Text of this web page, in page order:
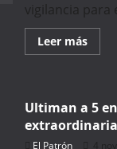
vigilancia para
Leer másRead
more
y
por
Ultiman a 5
extraordinaria
El Patrón 4